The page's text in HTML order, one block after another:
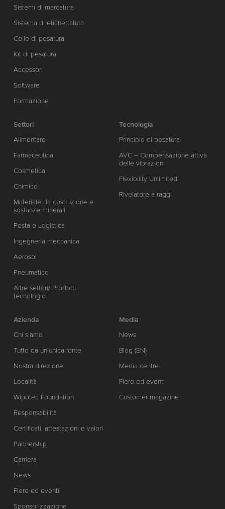
Sistemi di marcatura
Sistema di etichettatura
Celle di pesatura
Kit di pesatura
Accessori
Software
Formazione
Settori
Alimentare
Farmaceutica
Cosmetica
Chimico
Materiale da costruzione e
sostanze minerali
Posta e Logistica
Ingegneria meccanica
Aerosol
Pneumatico
Altre settori/ Prodotti
tecnologici
Tecnologia
Principio di pesatura
AVC – Compensazione attiva
delle vibrazioni
Flexibility Unlimited
Rivelatore a raggi
Azienda
Chi siamo
Tutto da un’unica fonte
Nostra direzione
Località
Wipotec Foundation
Responsabilità
Certificati, attestazioni e valori
Partnership
Carriera
News
Fiere ed eventi
Sponsorizzazione
Media
News
Blog (EN)
Media centre
Fiere ed eventi
Customer magazine